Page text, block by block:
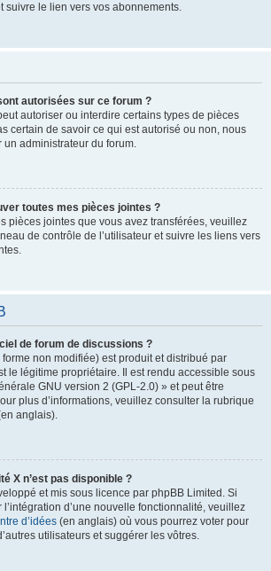
suivre le lien vers vos abonnements.
autorisées sur ce forum ?
autoriser ou interdire certains types de pièces
certain de savoir ce qui est autorisé ou non, nous
un administrateur du forum.
toutes mes pièces jointes ?
pièces jointes que vous avez transférées, veuillez
de contrôle de l’utilisateur et suivre les liens vers
de forum de discussions ?
non modifiée) est produit et distribué par
le légitime propriétaire. Il est rendu accessible sous
GNU version 2 (GPL-2.0) » et peut être
plus d’informations, veuillez consulter la rubrique
anglais).
X n’est pas disponible ?
et mis sous licence par phpBB Limited. Si
d’une nouvelle fonctionnalité, veuillez
d’idées (en anglais) où vous pourrez voter pour
utilisateurs et suggérer les vôtres.